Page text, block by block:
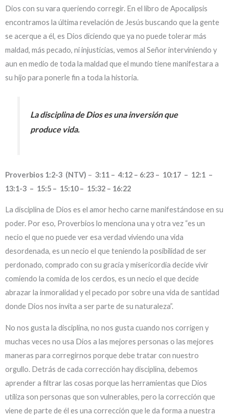
Dios con su vara queriendo corregir. En el libro de Apocalipsis
encontramos la última revelación de Jesús buscando que la gente
se acerque a él, es Dios diciendo que ya no puede tolerar más
maldad, más pecado, ni injusticias, vemos al Señor interviniendo y
aun en medio de toda la maldad que el mundo tiene manifestara a
su hijo para ponerle fin a toda la historia.
La disciplina de Dios es una inversión que
produce vida.
Proverbios 1:2-3 (NTV) – 3:11 – 4:12 – 6:23 – 10:17 – 12:1 –
13:1-3 – 15:5 – 15:10 – 15:32 – 16:22
La disciplina de Dios es el amor hecho carne manifestándose en su
poder. Por eso, Proverbios lo menciona una y otra vez “es un
necio el que no puede ver esa verdad viviendo una vida
desordenada, es un necio el que teniendo la posibilidad de ser
perdonado, comprado con su gracia y misericordia decide vivir
comiendo la comida de los cerdos, es un necio el que decide
abrazar la inmoralidad y el pecado por sobre una vida de santidad
donde Dios nos invita a ser parte de su naturaleza”.
No nos gusta la disciplina, no nos gusta cuando nos corrigen y
muchas veces no usa Dios a las mejores personas o las mejores
maneras para corregirnos porque debe tratar con nuestro
orgullo. Detrás de cada corrección hay disciplina, debemos
aprender a filtrar las cosas porque las herramientas que Dios
utiliza son personas que son vulnerables, pero la corrección que
viene de parte de él es una corrección que le da forma a nuestra